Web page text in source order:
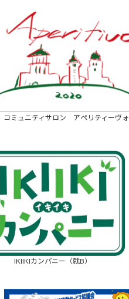
コミュニティサロン アペリティーヴォ
IKIIKIカンパニー（就B）